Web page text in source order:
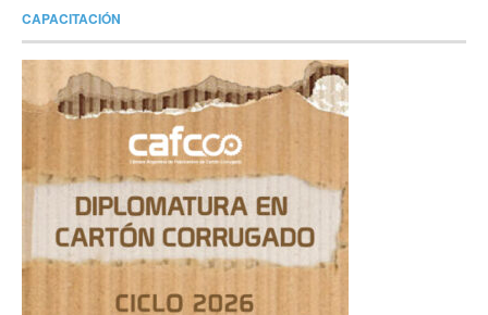
CAPACITACIÓN